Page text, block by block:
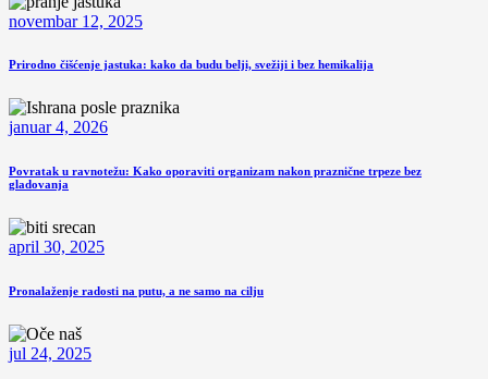
novembar 12, 2025
Prirodno čišćenje jastuka: kako da budu belji, svežiji i bez hemikalija
januar 4, 2026
Povratak u ravnotežu: Kako oporaviti organizam nakon praznične trpeze bez
gladovanja
april 30, 2025
Pronalaženje radosti na putu, a ne samo na cilju
jul 24, 2025